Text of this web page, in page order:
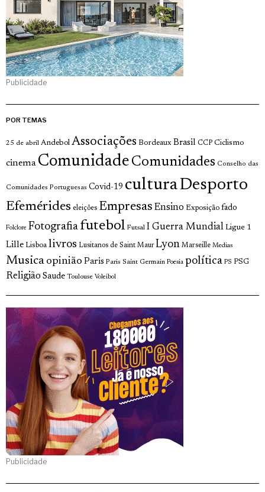
Publicidade
POR TEMAS
25 de abril Andebol Associações Bordeaux Brasil CCP Ciclismo
cinema Comunidade Comunidades Conselho das
Comunidades Portuguesas Covid-19 culturaDesporto
Efemérides eleições Empresas Ensino Exposição fado
Folclore Fotografia futebol Futsal I Guerra Mundial Ligue 1
Lille Lisboa livros Lusitanos de Saint Maur Lyon Marseille Medias
Musica opinião Paris Paris Saint Germain Poesia política PS PSG
Religião Saude Toulouse Voleibol
Publicidade